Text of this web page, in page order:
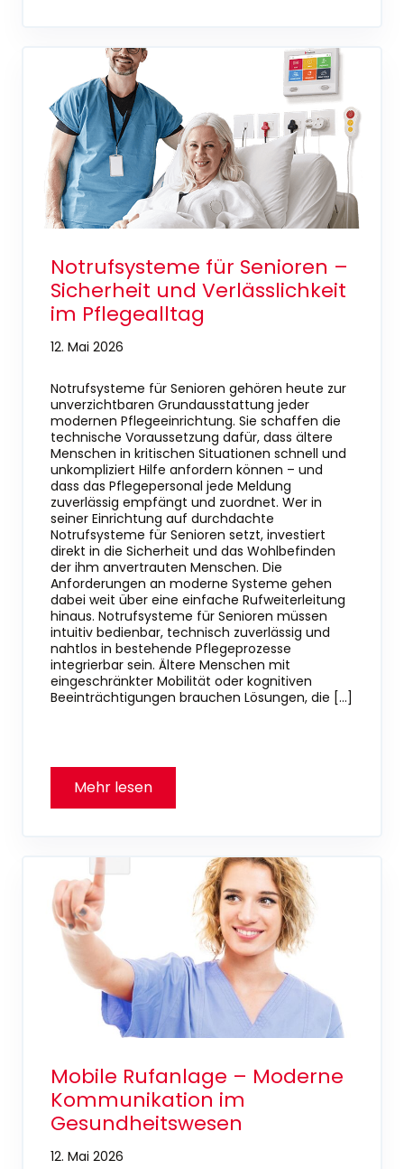
Notrufsysteme für Senioren –
Sicherheit und Verlässlichkeit
im Pflegealltag
12. Mai 2026
Notrufsysteme für Senioren gehören heute zur
unverzichtbaren Grundausstattung jeder
modernen Pflegeeinrichtung. Sie schaffen die
technische Voraussetzung dafür, dass ältere
Menschen in kritischen Situationen schnell und
unkompliziert Hilfe anfordern können – und
dass das Pflegepersonal jede Meldung
zuverlässig empfängt und zuordnet. Wer in
seiner Einrichtung auf durchdachte
Notrufsysteme für Senioren setzt, investiert
direkt in die Sicherheit und das Wohlbefinden
der ihm anvertrauten Menschen. Die
Anforderungen an moderne Systeme gehen
dabei weit über eine einfache Rufweiterleitung
hinaus. Notrufsysteme für Senioren müssen
intuitiv bedienbar, technisch zuverlässig und
nahtlos in bestehende Pflegeprozesse
integrierbar sein. Ältere Menschen mit
eingeschränkter Mobilität oder kognitiven
Beeinträchtigungen brauchen Lösungen, die […]
Mobile Rufanlage – Moderne
Kommunikation im
Gesundheitswesen
12. Mai 2026